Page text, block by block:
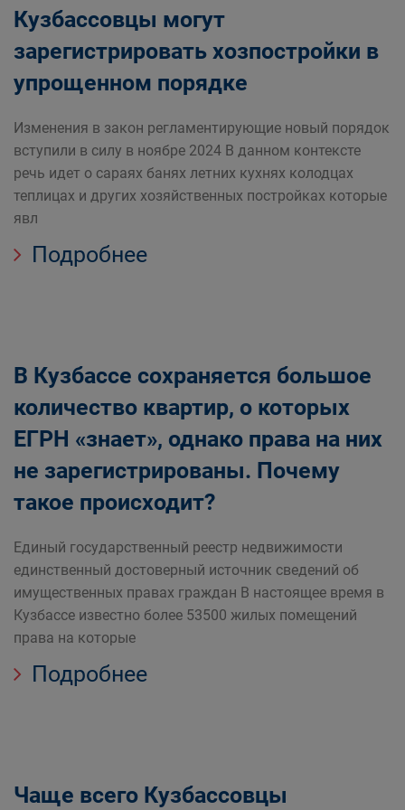
Кузбассовцы могут
зарегистрировать хозпостройки в
упрощенном порядке
Изменения в закон регламентирующие новый порядок
вступили в силу в ноябре 2024 В данном контексте
речь идет о сараях банях летних кухнях колодцах
теплицах и других хозяйственных постройках которые
явл
Подробнее
В Кузбассе сохраняется большое
количество квартир, о которых
ЕГРН «знает», однако права на них
не зарегистрированы. Почему
такое происходит?
Единый государственный реестр недвижимости
единственный достоверный источник сведений об
имущественных правах граждан В настоящее время в
Кузбассе известно более 53500 жилых помещений
права на которые
Подробнее
Чаще всего Кузбассовцы